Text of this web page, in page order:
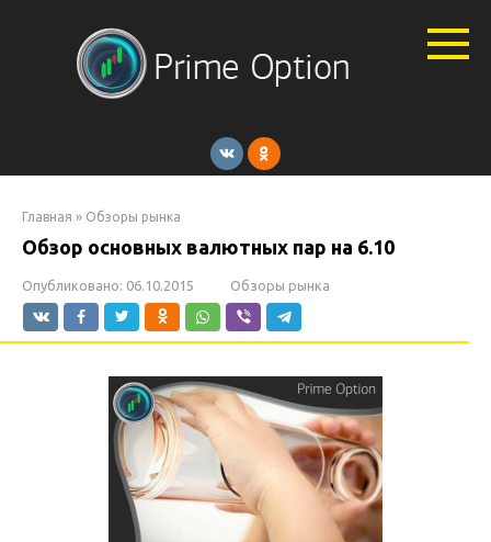
Главная » Обзоры рынка
Обзор основных валютных пар на 6.10
Опубликовано: 06.10.2015 Обзоры рынка